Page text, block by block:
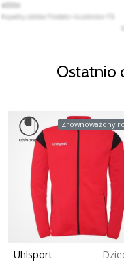
Ostatnio
Zrównoważony
Uhlsport